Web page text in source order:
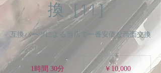
換［11］
互換パーツによる当店で一番安価な画面交換
1時間 30分
10,000
円
￥10,000